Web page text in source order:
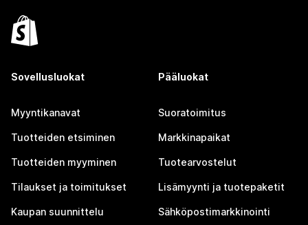
Sovellusluokat
Myyntikanavat
Tuotteiden etsiminen
Tuotteiden myyminen
Tilaukset ja toimitukset
Kaupan suunnittelu
Pääluokat
Suoratoimitus
Markkinapaikat
Tuotearvostelut
Lisämyynti ja tuotepaketit
Sähköpostimarkkinointi